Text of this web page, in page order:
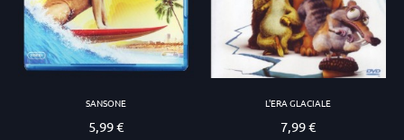
SANSONE
Prezzo
5,99 €
L'ERA GLACIALE
Prezzo
7,99 €